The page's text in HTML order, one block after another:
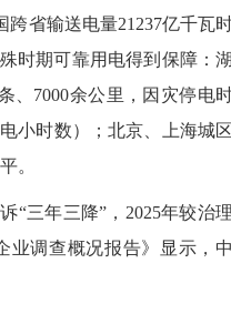
省输送电量21237亿千瓦
时期可靠用电得到保障：湖
、7000余公里，因灾停电
小时数）；北京、上海城区
。
三年三降”，2025年较治理
业调查概况报告》显示，中